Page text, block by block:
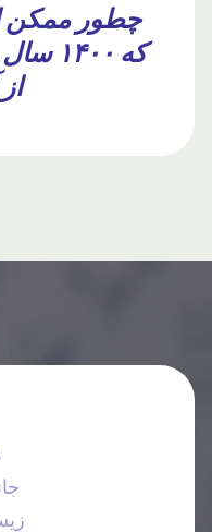
چطور ممکن
که